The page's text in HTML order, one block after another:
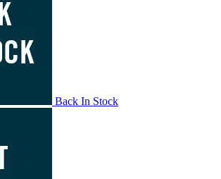
Back In Stock